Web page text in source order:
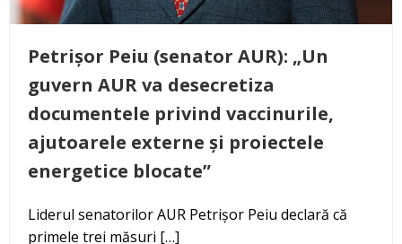
Petrișor Peiu (senator AUR): „Un
guvern AUR va desecretiza
documentele privind vaccinurile,
ajutoarele externe și proiectele
energetice blocate”
Liderul senatorilor AUR Petrișor Peiu declară că
primele trei măsuri […]